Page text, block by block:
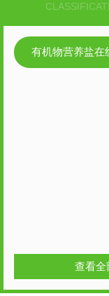
查看全